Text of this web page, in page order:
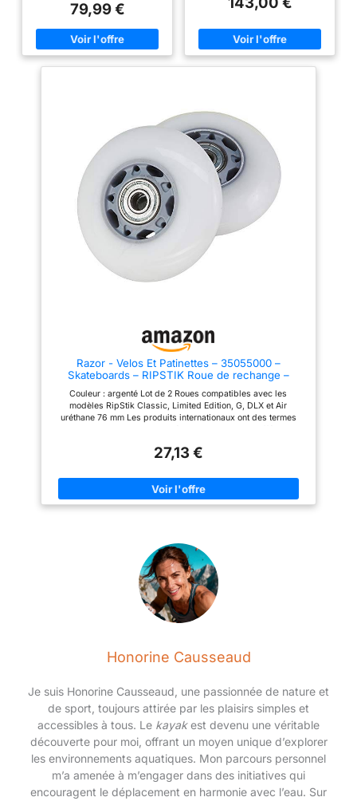
votre enfant reste stable
pendant qu'il exécute
des figures amusantes !
LA QUALITÉ RAZOR : La
norme chez Razor, le
leader mondial des
planches à roulettes
depuis 2000. Nous
n'acceptons aucune
imitation.
permet de retrouver les
sensations du snowboard ou du
surf Le RipStik Air est composé
d'un seul plateau à la fois
flexible et ultrasolide
surfaces de traction à crampons
et une planche concave qui
améliore le contrôle des pieds -
un must pour les tricks Les
roues de 76 mm en
polyuréthane et les roulements à
billes précision ABEC-5
permettent un maniement fluide
sur n'importe quel type de sol
Longueur de la planche : 86 cm
(d'un bout à l'autre)
79,99 €
amovibles Á partir de 6 ans.
65 Kg.
Razor - Velos Et Patinettes – 35055000 –
Skateboards – RIPSTIK Roue de rechange –
Couleur : argenté Lot de 2 Roues compatibles avec les
modèles RipStik Classic, Limited Edition, G, DLX et Air
uréthane 76 mm Les produits internationaux ont des termes
produit, l'étiquetage ou les instructions.
27,13 €
Honorine Causseaud
Je suis Honorine Causseaud, une passionnée de nature et
de sport, toujours attirée par les plaisirs simples et
accessibles à tous. Le kayakest devenu une véritable
découverte pour moi, offrant un moyen unique d’explorer
les environnements aquatiques. Mon parcours personnel
m’a amenée à m’engager dans des initiatives qui
encouragent le déplacement en harmonie avec l’eau. Sur